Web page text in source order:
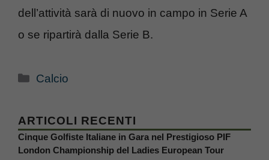
dell’attività sarà di nuovo in campo in Serie A
o se ripartirà dalla Serie B.
Categorie
Calcio
ARTICOLI RECENTI
Cinque Golfiste Italiane in Gara nel Prestigioso PIF
London Championship del Ladies European Tour